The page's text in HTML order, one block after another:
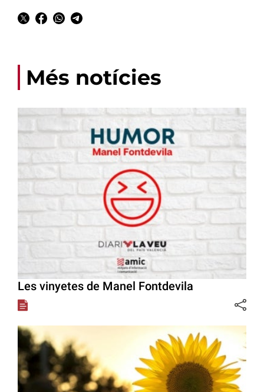
Més notícies
Les vinyetes de Manel Fontdevila